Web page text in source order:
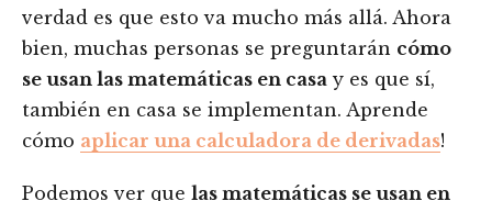
verdad es que esto va mucho más allá. Ahora
bien, muchas personas se preguntarán cómo
se usan las matemáticas en casa y es que sí,
también en casa se implementan. Aprende
cómo aplicar una calculadora de derivadas!
Podemos ver que las matemáticas se usan en